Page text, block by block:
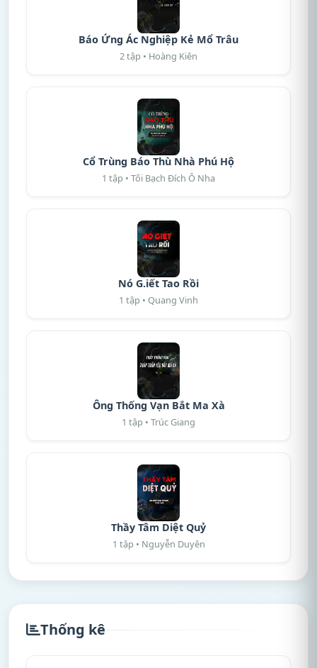
Báo Ứng Ác Nghiệp Kẻ Mổ Trâu
2 tập • Hoàng Kiên
Cổ Trùng Báo Thù Nhà Phú Hộ
1 tập • Tối Bạch Đích Ô Nha
Nó G.iết Tao Rồi
1 tập • Quang Vinh
Ông Thống Vạn Bắt Ma Xà
1 tập • Trúc Giang
Thầy Tâm Diệt Quỷ
1 tập • Nguyễn Duyên
Thống kê